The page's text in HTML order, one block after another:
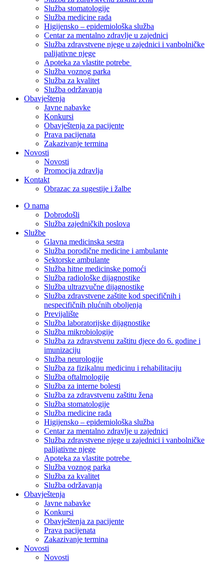
Služba stomatologije
Služba medicine rada
Higijensko – epidemiološka služba
Centar za mentalno zdravlje u zajednici
Služba zdravstvene njege u zajednici i vanbolničke
palijativne njege
Apoteka za vlastite potrebe
Služba voznog parka
Služba za kvalitet
Služba održavanja
Obavještenja
Javne nabavke
Konkursi
Obavještenja za pacijente
Prava pacijenata
Zakazivanje termina
Novosti
Novosti
Promocija zdravlja
Kontakt
Obrazac za sugestije i žalbe
O nama
Dobrodošli
Služba zajedničkih poslova
Službe
Glavna medicinska sestra
Služba porodične medicine i ambulante
Sektorske ambulante
Služba hitne medicinske pomoći
Služba radiološke dijagnostike
Služba ultrazvučne dijagnostike
Služba zdravstvene zaštite kod specifičnih i
nespecifičnih plućnih oboljenja
Previjalište
Služba laboratorijske dijagnostike
Služba mikrobiologije
Služba za zdravstvenu zaštitu djece do 6. godine i
imunizaciju
Služba neurologije
Služba za fizikalnu medicinu i rehabilitaciju
Služba oftalmologije
Služba za interne bolesti
Služba za zdravstvenu zaštitu žena
Služba stomatologije
Služba medicine rada
Higijensko – epidemiološka služba
Centar za mentalno zdravlje u zajednici
Služba zdravstvene njege u zajednici i vanbolničke
palijativne njege
Apoteka za vlastite potrebe
Služba voznog parka
Služba za kvalitet
Služba održavanja
Obavještenja
Javne nabavke
Konkursi
Obavještenja za pacijente
Prava pacijenata
Zakazivanje termina
Novosti
Novosti